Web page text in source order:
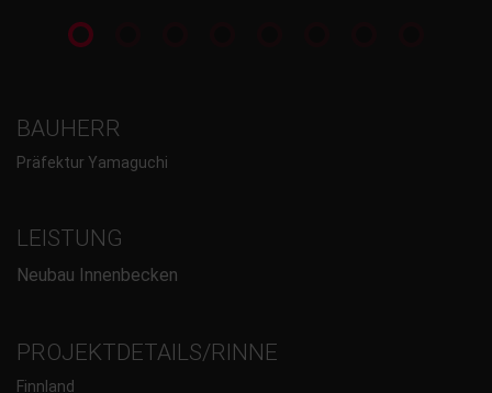
BAUHERR
Präfektur Yamaguchi
LEISTUNG
Neubau Innenbecken
PROJEKTDETAILS/RINNE
Finnland